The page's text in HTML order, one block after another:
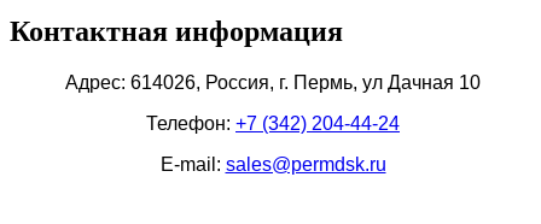
Контактная информация
Адрес: 614026, Россия, г. Пермь, ул Дачная 10
Телефон: +7 (342) 204-44-24
E-mail: sales@permdsk.ru